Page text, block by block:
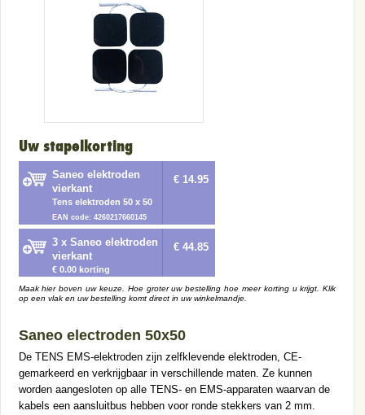
Uw stapelkorting
Saneo elektroden
vierkant
Tens elektroden 50 x 50
EAN code: 4260217660145
€ 14.95
3 x Saneo elektroden
vierkant
€ 0.00 korting
€ 44.85
Maak hier boven uw keuze. Hoe groter uw bestelling hoe meer korting u krijgt. Klik
op een vlak en uw bestelling komt direct in uw winkelmandje.
Saneo electroden 50x50
De TENS EMS-elektroden zijn zelfklevende elektroden, CE-
gemarkeerd en verkrijgbaar in verschillende maten. Ze kunnen
worden aangesloten op alle TENS- en EMS-apparaten waarvan de
kabels een aansluitbus hebben voor ronde stekkers van 2 mm.